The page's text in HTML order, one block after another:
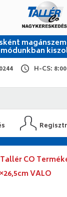
módunkban
H-CS:
Tallér CO
VALO